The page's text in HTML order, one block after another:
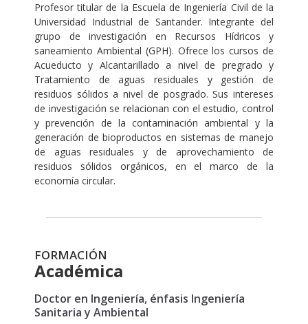
Profesor titular de la Escuela de Ingeniería Civil de la
Universidad Industrial de Santander. Integrante del
grupo de investigación en Recursos Hídricos y
saneamiento Ambiental (GPH). Ofrece los cursos de
Acueducto y Alcantarillado a nivel de pregrado y
Tratamiento de aguas residuales y gestión de
residuos sólidos a nivel de posgrado. Sus intereses
de investigación se relacionan con el estudio, control
y prevención de la contaminación ambiental y la
generación de bioproductos en sistemas de manejo
de aguas residuales y de aprovechamiento de
residuos sólidos orgánicos, en el marco de la
economía circular.
FORMACIÓN
Académica
Doctor en Ingeniería, énfasis Ingeniería
Sanitaria y Ambiental